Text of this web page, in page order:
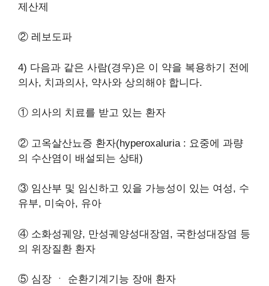
제산제
② 레보도파
4) 다음과 같은 사람(경우)은 이 약을 복용하기 전에
의사, 치과의사, 약사와 상의해야 합니다.
① 의사의 치료를 받고 있는 환자
② 고옥살산뇨증 환자(hyperoxaluria : 요중에 과량
의 수산염이 배설되는 상태)
③ 임산부 및 임신하고 있을 가능성이 있는 여성, 수
유부, 미숙아, 유아
④ 소화성궤양, 만성궤양성대장염, 국한성대장염 등
의 위장질환 환자
⑤ 심장 ㆍ 순환기계기능 장애 환자